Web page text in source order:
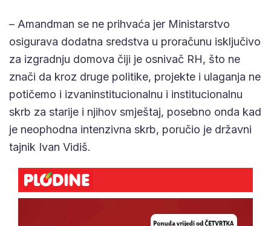
– Amandman se ne prihvaća jer Ministarstvo
osigurava dodatna sredstva u proračunu isključivo
za izgradnju domova čiji je osnivač RH, što ne
znači da kroz druge politike, projekte i ulaganja ne
potičemo i izvaninstitucionalnu i institucionalnu
skrb za starije i njihov smještaj, posebno onda kad
je neophodna intenzivna skrb, poručio je državni
tajnik Ivan Vidiš.